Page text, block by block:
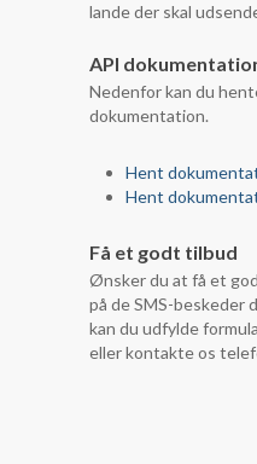
lande der skal
API
Nedenfor kan du
dokumentation.
Hent
Hent
Få et godt tilbud
Ønsker du at få et
på de SMS-beskeder
kan du udfylde
eller kontakte os